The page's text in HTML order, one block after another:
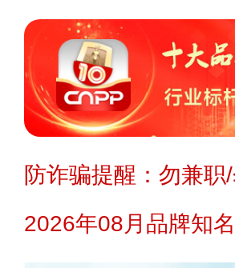
防诈骗提醒：勿兼
2026年08月品牌知